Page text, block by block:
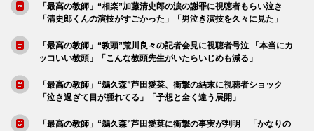
「最高の教師」“相楽”加藤清史郎の涙の謝罪に視聴者もらい泣き
「清史郎くんの演技がすごかった」「男泣き演技を久々に見た」
「最高の教師」“教頭”荒川良々の記者会見に視聴者号泣 「本当にカ
ッコいい教頭」「こんな教頭先生がいたらいじめも減る」
「最高の教師」“鵜久森”芦田愛菜、衝撃の結末に視聴者ショック
「泣き過ぎて目が腫れてる」「予想と全く違う展開」
「最高の教師」“鵜久森”芦田愛菜に衝撃の事実が判明 「かなりの